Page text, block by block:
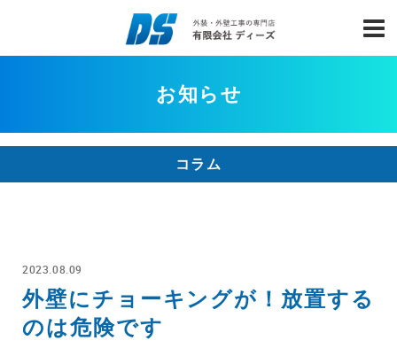
お知らせ
コラム
2023.08.09
外壁にチョーキングが！放置する
のは危険です